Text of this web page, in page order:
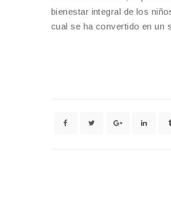
bienestar integral de los
cual se ha convertido en un